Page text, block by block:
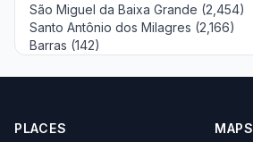
São Miguel da Baixa Grande (2,454)
Santo Antônio dos Milagres (2,166)
Barras (142)
PLACES MAPS